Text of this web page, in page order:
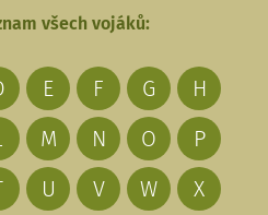
všech vojáků:
E F G
H
M N O
P
U V W
X